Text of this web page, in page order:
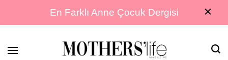
En Farklı Anne Çocuk Dergisi